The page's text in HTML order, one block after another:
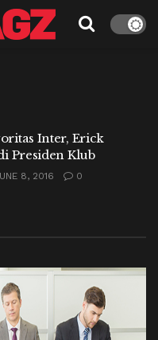
Inter, Erick
Presiden Klub
8, 2016 0